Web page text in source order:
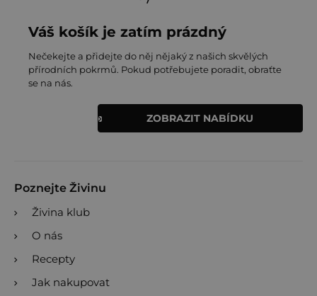
Váš košík je zatím prázdný
Nečekejte a přidejte do něj nějaký z našich skvělých
přírodních pokrmů. Pokud potřebujete poradit, obraťte
se na nás.
ZOBRAZIT NABÍDKU
Poznejte Živinu
Živina klub
O nás
Recepty
Jak nakupovat